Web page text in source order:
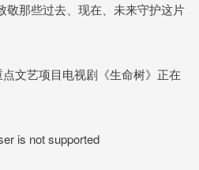
敬那些过去、现在、未来守护这片
文艺项目电视剧《生命树》正在
is not supported